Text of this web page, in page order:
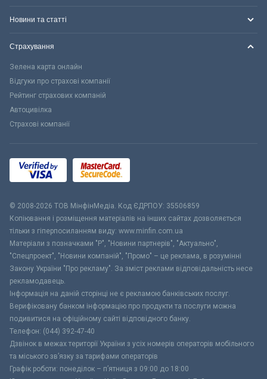
Новини та статті
Страхування
Зелена карта онлайн
Відгуки про страхові компанії
Рейтинг страхових компаній
Автоцивілка
Страхові компанії
© 2008-2026 ТОВ МiнфiнМедiа. Код ЄДРПОУ: 35506859
Копіювання і розміщення матеріалів на інших сайтах дозволяється
тільки з гіперпосиланням виду: www.minfin.com.ua
Матеріали з позначками "Р", "Новини партнерів", "Актуально",
"Спецпроект", "Новини компаній", "Промо" – це реклама, в розумінні
Закону України "Про рекламу". За зміст реклами відповідальність несе
рекламодавець.
Інформація на даній сторінці не є рекламою банківських послуг.
Верифіковану банком інформацію про продукти та послуги можна
подивитися на офіційному сайті відповідного банку.
Телефон: (044) 392-47-40
Дзвінок в межах території України з усіх номерів операторів мобільного
та міського зв’язку за тарифами операторів
Графік роботи: понеділок – п’ятниця з 09:00 до 18:00